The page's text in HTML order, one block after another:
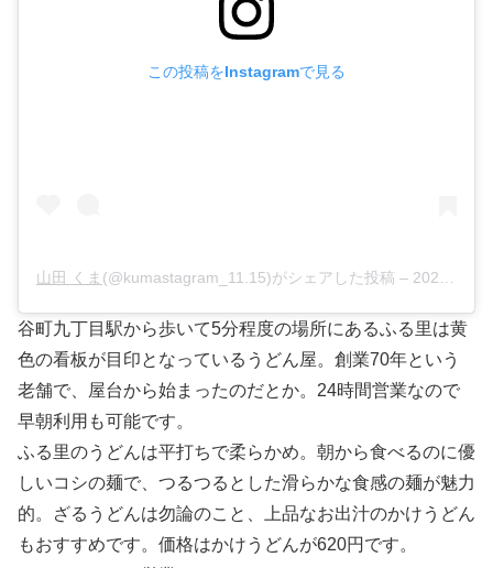
この投稿をInstagramで見る
山田 くま (@kumastagram_11.15)がシェアした投稿 – 2020年 5月月12日午前5時19分PDT
谷町九丁目駅から歩いて5分程度の場所にあるふる里は黄
色の看板が目印となっているうどん屋。創業70年という
老舗で、屋台から始まったのだとか。24時間営業なので
早朝利用も可能です。
ふる里のうどんは平打ちで柔らかめ。朝から食べるのに優
しいコシの麺で、つるつるとした滑らかな食感の麺が魅力
的。ざるうどんは勿論のこと、上品なお出汁のかけうどん
もおすすめです。価格はかけうどんが620円です。